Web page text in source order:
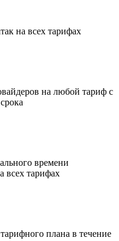
на всех тарифах
на любой тариф с
времени
всех тарифах
плана в течение